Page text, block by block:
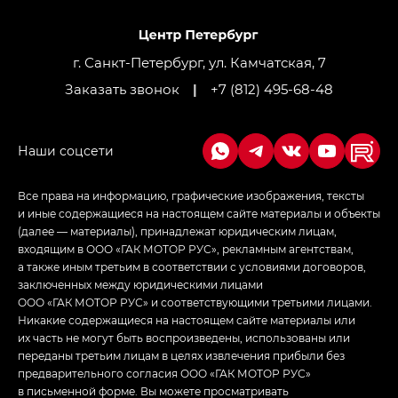
Джи Икс ПРЕМИУМ — GX PREMIUM, ЛАУНЖ —
LOUNGE
Empow — Эмпау (Empow) в комплектации
в спортивном стиле — GL(S-Style)
г. Санкт-Петербург, ул. Камчатская, 7
Заказать звонок
| +7 (812) 495-68-48
Все права на информацию, графические изображения, тексты
и иные содержащиеся на настоящем сайте материалы и объекты
(далее — материалы), принадлежат юридическим лицам,
входящим в ООО «ГАК МОТОР РУС», рекламным агентствам,
а также иным третьим в соответствии с условиями договоров,
заключенных между юридическими лицами
ООО «ГАК МОТОР РУС» и соответствующими третьими лицами.
Никакие содержащиеся на настоящем сайте материалы или
их часть не могут быть воспроизведены, использованы или
переданы третьим лицам в целях извлечения прибыли без
предварительного согласия ООО «ГАК МОТОР РУС»
в письменной форме. Вы можете просматривать